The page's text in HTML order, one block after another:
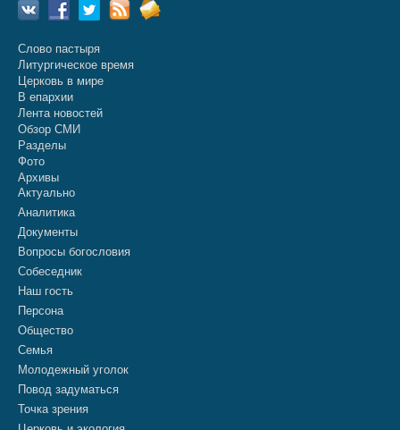
Слово пастыря
Литургическое время
Церковь в мире
В епархии
Лента новостей
Обзор СМИ
Разделы
Фото
Архивы
Актуально
Аналитика
Документы
Вопросы богословия
Собеседник
Наш гость
Персона
Общество
Семья
Молодежный уголок
Повод задуматься
Точка зрения